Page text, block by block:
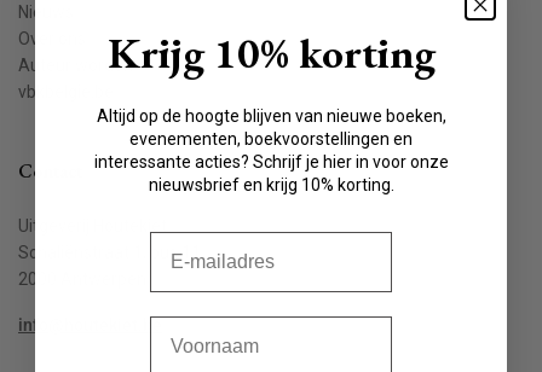
Nieuws
Over ons
Auteur worden
vbkbelgie.be
Contact
Uitgeverij Houtekiet
Schaliënstraat 1, bus 11
2000 Antwerpen
info@houtekiet.be
Krijg 10% korting
Altijd op de hoogte blijven van nieuwe boeken,
evenementen, boekvoorstellingen en
interessante acties? Schrijf je hier in voor onze
nieuwsbrief en krijg 10% korting.